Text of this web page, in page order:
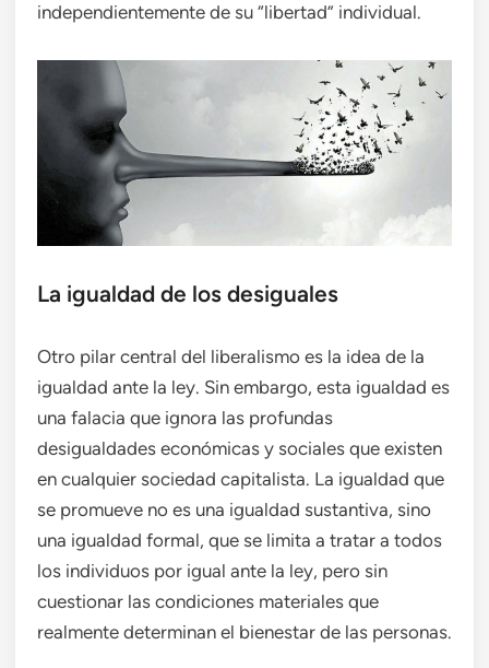
independientemente de su “libertad” individual.
La igualdad de los desiguales
Otro pilar central del liberalismo es la idea de la
igualdad ante la ley. Sin embargo, esta igualdad es
una falacia que ignora las profundas
desigualdades económicas y sociales que existen
en cualquier sociedad capitalista. La igualdad que
se promueve no es una igualdad sustantiva, sino
una igualdad formal, que se limita a tratar a todos
los individuos por igual ante la ley, pero sin
cuestionar las condiciones materiales que
realmente determinan el bienestar de las personas.